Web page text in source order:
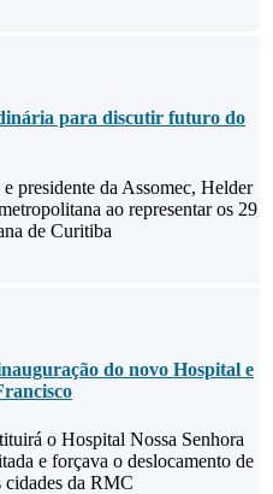
para discutir futuro do
presidente da Assomec, Helder
ao representar os 29
de Curitiba
do novo Hospital e
o Hospital Nossa Senhora
e forçava o deslocamento de
cidades da RMC